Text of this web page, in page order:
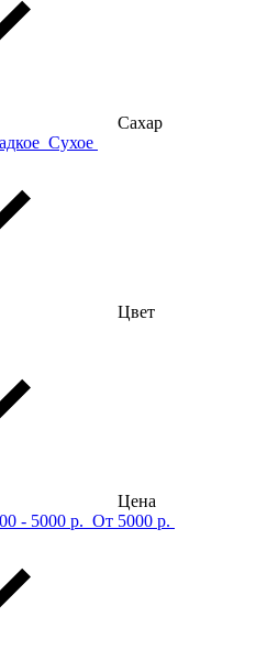
Сахар
Сухое
Цвет
Цена
- 5000 р. От 5000 р.